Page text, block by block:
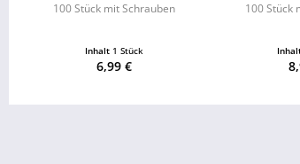
100 Stück mit Schrauben
Inhalt 1 Stück
6,99 €
100 Stück